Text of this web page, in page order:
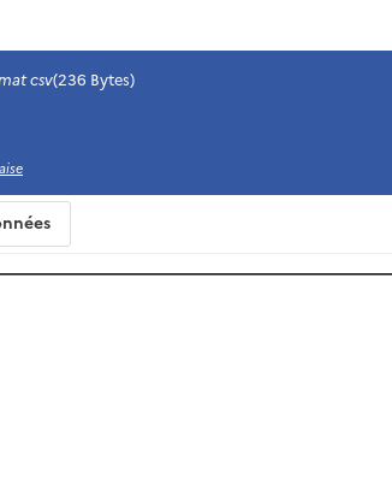
csv(236 Bytes)